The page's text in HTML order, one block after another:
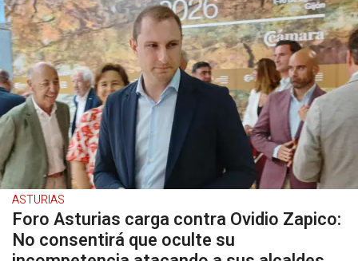
ASTURIAS
Foro Asturias carga contra Ovidio Zapico:
No consentirá que oculte su